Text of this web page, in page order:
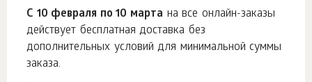
С 10 февраля по 10 марта на все онлайн-заказы
действует бесплатная доставка без
дополнительных условий для минимальной суммы
заказа.